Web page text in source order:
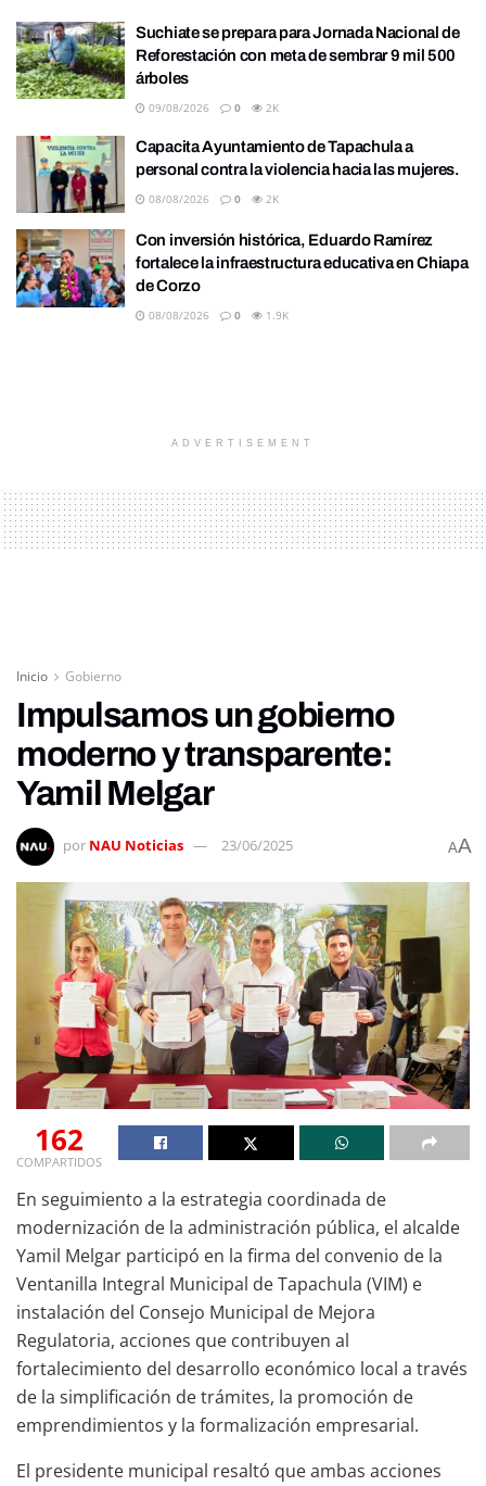
Suchiate se prepara para Jornada Nacional de
Reforestación con meta de sembrar 9 mil 500
árboles
09/08/2026 0 2K
Capacita Ayuntamiento de Tapachula a
personal contra la violencia hacia las mujeres.
08/08/2026 0 2K
Con inversión histórica, Eduardo Ramírez
fortalece la infraestructura educativa en Chiapa
de Corzo
08/08/2026 0 1.9K
ADVERTISEMENT
Inicio Gobierno
Impulsamos un gobierno
moderno y transparente:
Yamil Melgar
por NAU Noticias 23/06/2025 AA
162
COMPARTIDOS
En seguimiento a la estrategia coordinada de
modernización de la administración pública, el alcalde
Yamil Melgar participó en la firma del convenio de la
Ventanilla Integral Municipal de Tapachula (VIM) e
instalación del Consejo Municipal de Mejora
Regulatoria, acciones que contribuyen al
fortalecimiento del desarrollo económico local a través
de la simplificación de trámites, la promoción de
emprendimientos y la formalización empresarial.
El presidente municipal resaltó que ambas acciones